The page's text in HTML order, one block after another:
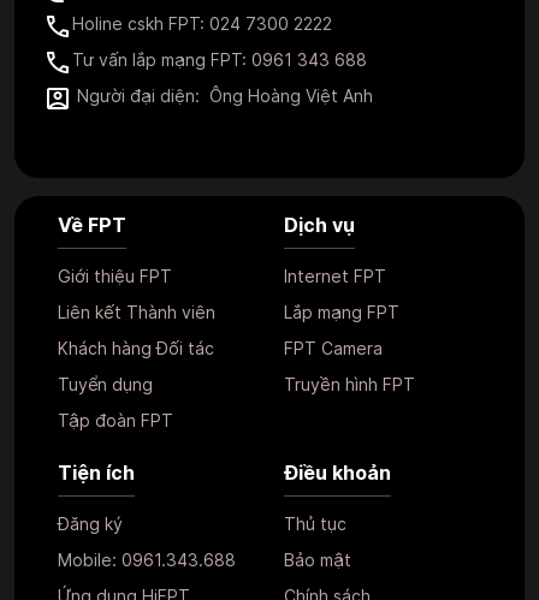
Holine cskh FPT: 024 7300 2222
Tư vấn lắp mạng FPT: 0961 343 688
Người đại diện: Ông Hoàng Việt Anh
Về FPT
Giới thiệu FPT
Liên kết Thành viên
Khách hàng Đối tác
Tuyển dụng
Tập đoàn FPT
Dịch vụ
Internet FPT
Lắp mạng FPT
FPT Camera
Truyền hình FPT
Tiện ích
Đăng ký
Mobile: 0961.343.688
Điều khoản
Thủ tục
Bảo mật